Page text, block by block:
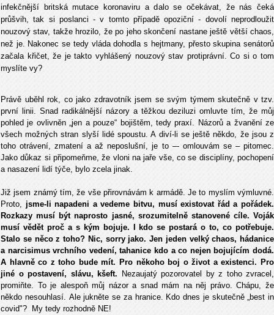
infekčnější britská mutace koronaviru a dalo se očekávat, že nás čeká
průšvih, tak si poslanci - v tomto případě opoziční - dovolí neprodloužit
nouzový stav, takže hrozilo, že po jeho skončení nastane ještě větší chaos,
než je. Nakonec se tedy vláda dohodla s hejtmany, přesto skupina senátorů
začala křičet, že je takto vyhlášený nouzový stav protiprávní. Co si o tom
myslíte vy?
Právě uběhl rok, co jako zdravotník jsem se svým týmem skutečně v tzv.
první linii. Snad radikálnější názory a těžkou deziluzi omluvte tím, že můj
pohled je ovlivněn „jen a pouze“ bojištěm, tedy praxí. Názorů a žvanění ze
všech možných stran slyší lidé spoustu. A diví-li se ještě někdo, že jsou z
toho otrávení, zmatení a až neposlušní, je to –- omlouvám se – pitomec.
Jako důkaz si připomeňme, že vloni na jaře vše, co se disciplíny, pochopení
a nasazení lidí týče, bylo zcela jinak.
Již jsem známý tím, že vše přirovnávám k armádě. Je to myslím výmluvné.
Proto, jsme-li napadeni a vedeme bitvu, musí existovat řád a pořádek.
Rozkazy musí být naprosto jasné, srozumitelně stanovené cíle. Voják
musí vědět proč a s kým bojuje. I kdo se postará o to, co potřebuje.
Stalo se něco z toho? Nic, sorry jako. Jen jeden velký chaos, hádanice
a narcisimus vrchního vedení, tahanice kdo a co nejen bojujícím dodá.
A hlavně co z toho bude mít. Pro někoho boj o život a existenci. Pro
jiné o postavení, slávu, kšeft. Nezaujatý pozorovatel by z toho zvracel,
promiňte. To je alespoň můj názor a snad mám na něj právo. Chápu, že
někdo nesouhlasí. Ale jukněte se za hranice. Kdo dnes je skutečně „best in
covid"? My tedy rozhodně NE!